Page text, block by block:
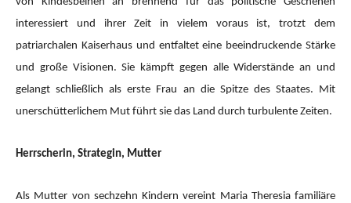
interessiert und ihrer Zeit in vielem voraus ist, trotzt dem
patriarchalen Kaiserhaus und entfaltet eine beeindruckende Stärke
und große Visionen. Sie kämpft gegen alle Widerstände an und
gelangt schließlich als erste Frau an die Spitze des Staates. Mit
unerschütterlichem Mut führt sie das Land durch turbulente Zeiten.
Herrscherin, Strategin, Mutter
Als Mutter von sechzehn Kindern vereint Maria Theresia familiäre